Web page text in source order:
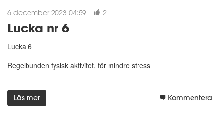
6 december 2023 04:59 2
Lucka nr 6
Lucka 6
Regelbunden fysisk aktivitet, för mindre stress
Läs mer Kommentera